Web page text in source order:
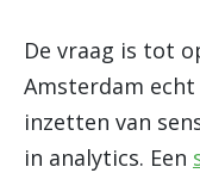
De vraag is tot
Amsterdam
inzetten van
in analytics. Een